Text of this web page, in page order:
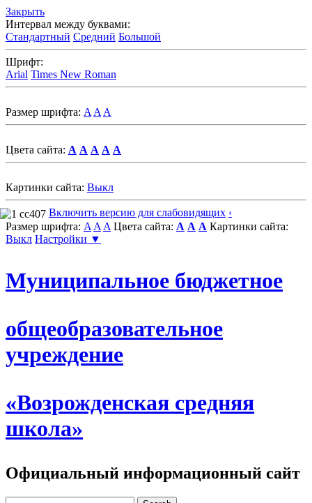
Закрыть
Интервал между буквами:
Стандартный Средний Большой
Шрифт:
Arial Times New Roman
Размер шрифта: A A A
Цвета сайта: A A A A A
Картинки сайта: Выкл
Включить версию для слабовидящих ‹
Размер шрифта: A A A Цвета сайта: A A A Картинки сайта:
Выкл Настройки ▼
Муниципальное бюджетное
общеобразовательное
учреждение
«Возрожденская средняя
школа»
Официальный информационный сайт